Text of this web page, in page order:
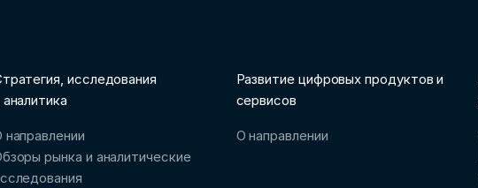
исследования
аналитика
направлении
рынка и аналитические
Развитие цифровых продуктов и
сервисов
О направлении